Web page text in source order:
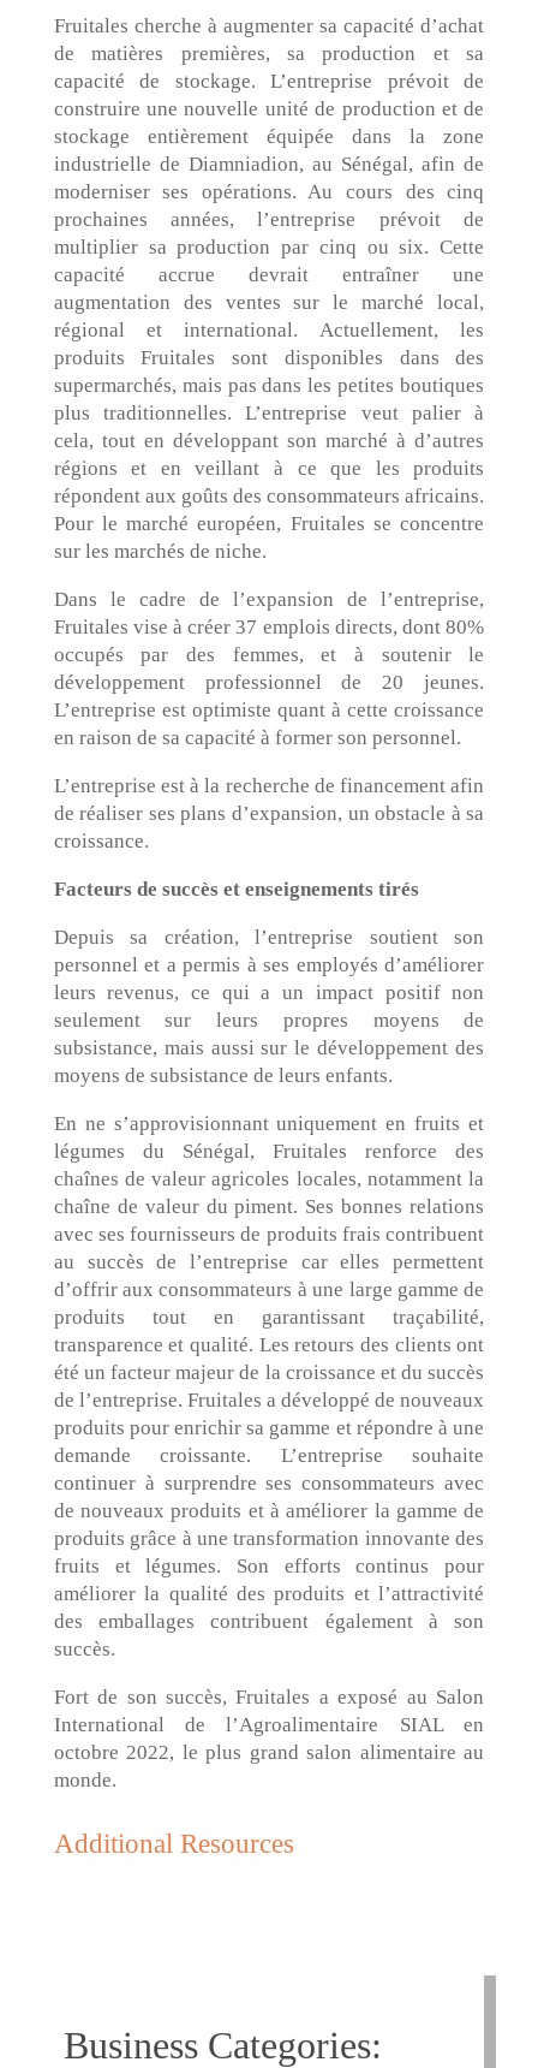
Fruitales cherche à augmenter sa capacité d’achat
de matières premières, sa production et sa
capacité de stockage. L’entreprise prévoit de
construire une nouvelle unité de production et de
stockage entièrement équipée dans la zone
industrielle de Diamniadion, au Sénégal, afin de
moderniser ses opérations. Au cours des cinq
prochaines années, l’entreprise prévoit de
multiplier sa production par cinq ou six. Cette
capacité accrue devrait entraîner une
augmentation des ventes sur le marché local,
régional et international. Actuellement, les
produits Fruitales sont disponibles dans des
supermarchés, mais pas dans les petites boutiques
plus traditionnelles. L’entreprise veut palier à
cela, tout en développant son marché à d’autres
régions et en veillant à ce que les produits
répondent aux goûts des consommateurs africains.
Pour le marché européen, Fruitales se concentre
sur les marchés de niche.
Dans le cadre de l’expansion de l’entreprise,
Fruitales vise à créer 37 emplois directs, dont 80%
occupés par des femmes, et à soutenir le
développement professionnel de 20 jeunes.
L’entreprise est optimiste quant à cette croissance
en raison de sa capacité à former son personnel.
L’entreprise est à la recherche de financement afin
de réaliser ses plans d’expansion, un obstacle à sa
croissance.
Facteurs de succès et enseignements tirés
Depuis sa création, l’entreprise soutient son
personnel et a permis à ses employés d’améliorer
leurs revenus, ce qui a un impact positif non
seulement sur leurs propres moyens de
subsistance, mais aussi sur le développement des
moyens de subsistance de leurs enfants.
En ne s’approvisionnant uniquement en fruits et
légumes du Sénégal, Fruitales renforce des
chaînes de valeur agricoles locales, notamment la
chaîne de valeur du piment. Ses bonnes relations
avec ses fournisseurs de produits frais contribuent
au succès de l’entreprise car elles permettent
d’offrir aux consommateurs à une large gamme de
produits tout en garantissant traçabilité,
transparence et qualité. Les retours des clients ont
été un facteur majeur de la croissance et du succès
de l’entreprise. Fruitales a développé de nouveaux
produits pour enrichir sa gamme et répondre à une
demande croissante. L’entreprise souhaite
continuer à surprendre ses consommateurs avec
de nouveaux produits et à améliorer la gamme de
produits grâce à une transformation innovante des
fruits et légumes. Son efforts continus pour
améliorer la qualité des produits et l’attractivité
des emballages contribuent également à son
succès.
Fort de son succès, Fruitales a exposé au Salon
International de l’Agroalimentaire SIAL en
octobre 2022, le plus grand salon alimentaire au
monde.
Additional Resources
Business Categories: